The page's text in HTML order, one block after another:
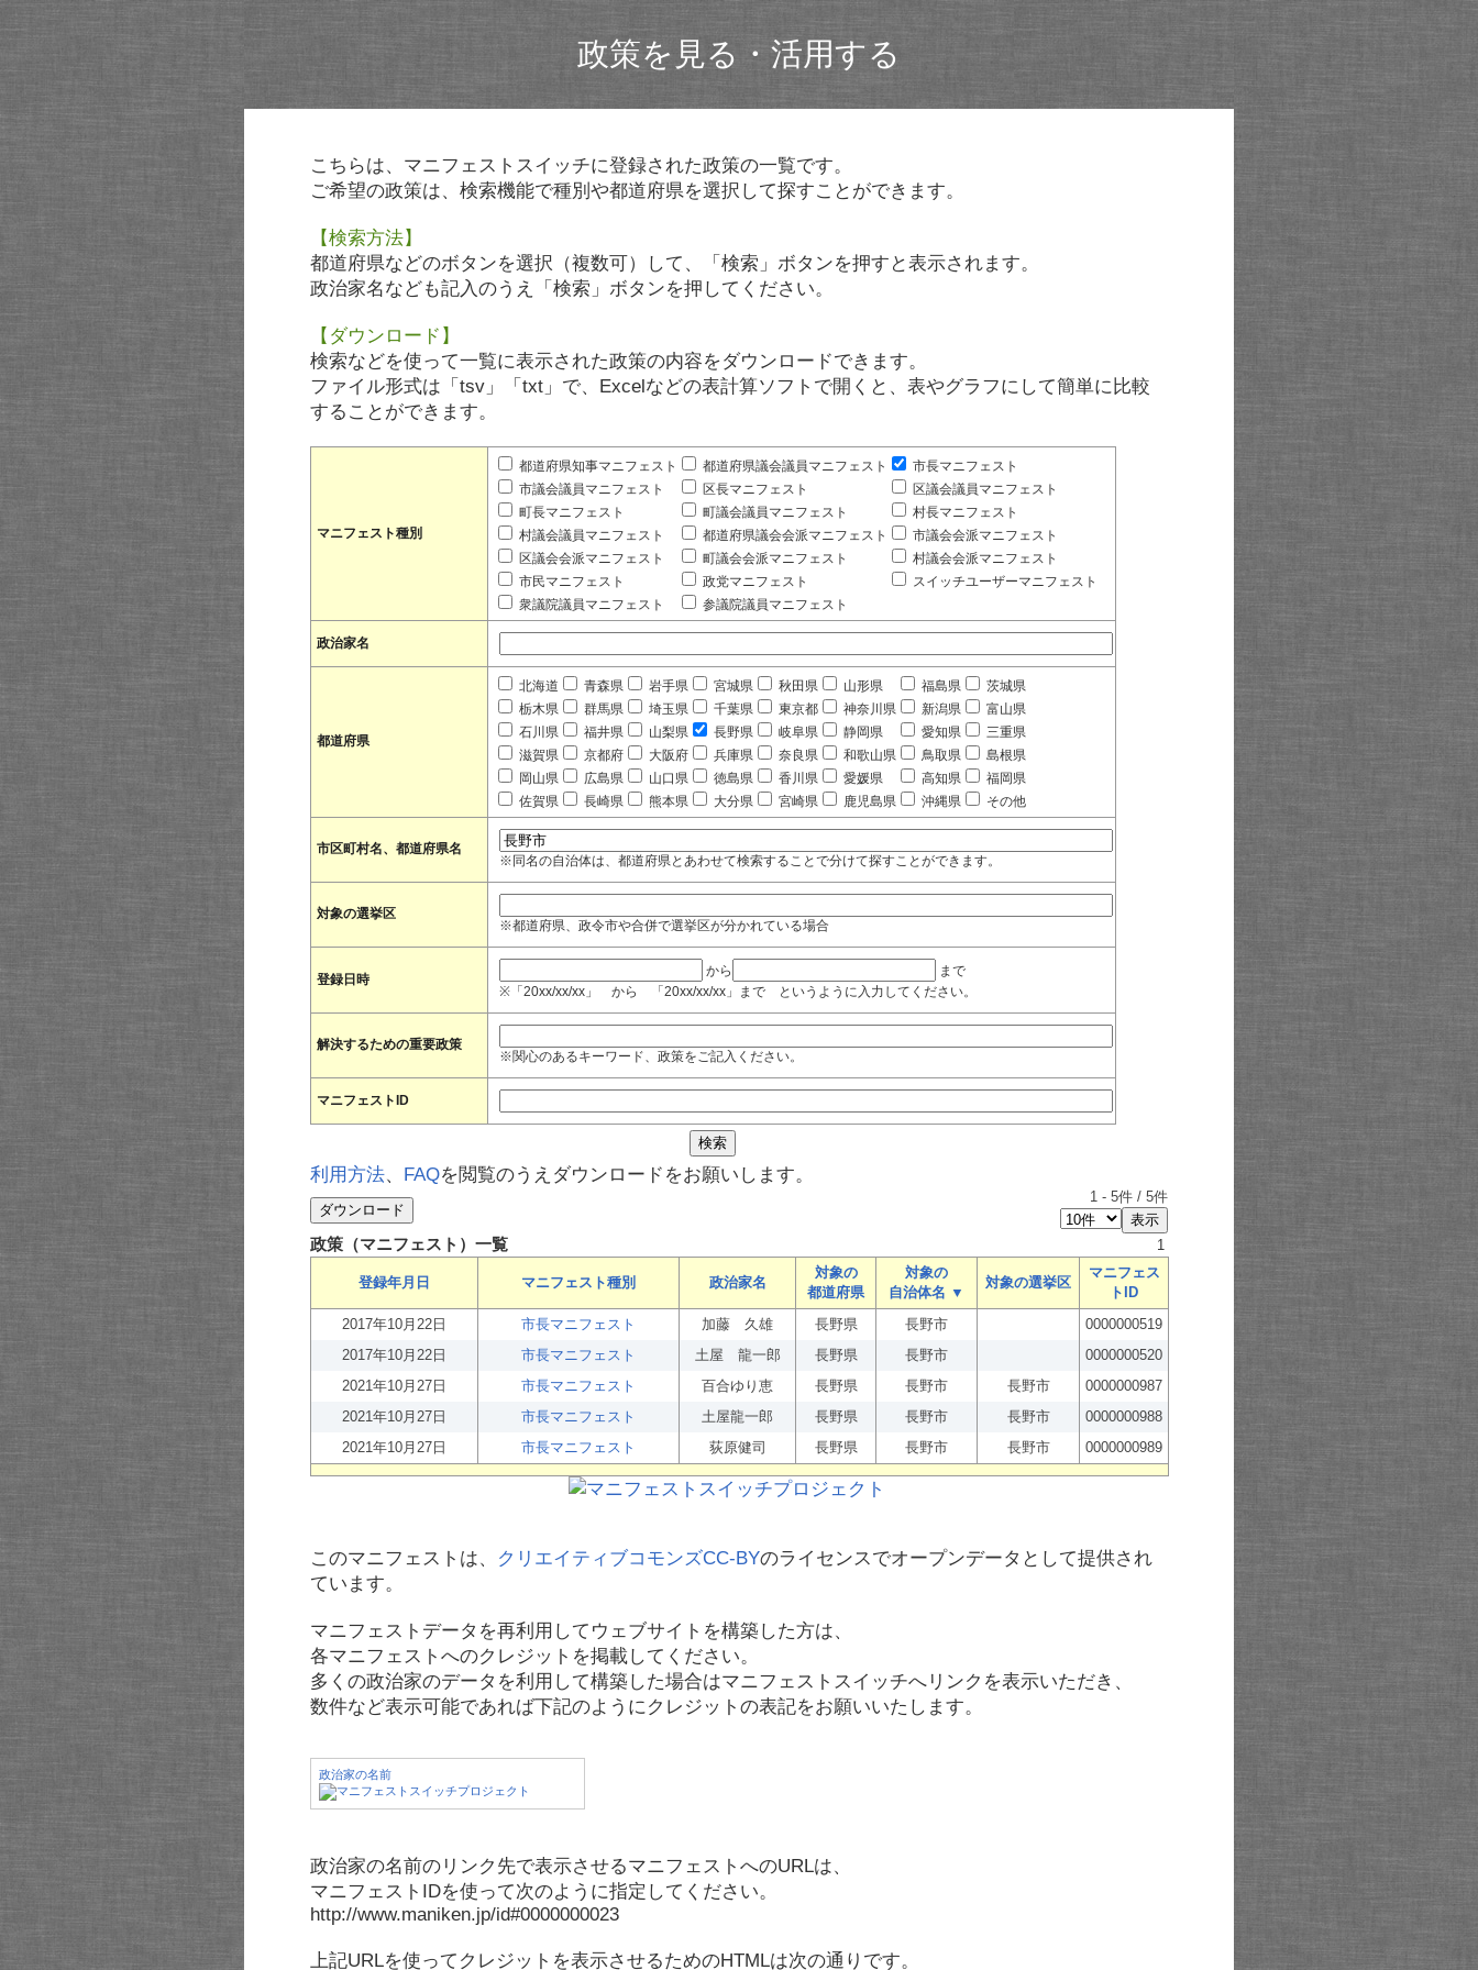
政策を見る・活用する
こちらは、マニフェストスイッチに登録された政策の一覧です。
ご希望の政策は、検索機能で種別や都道府県を選択して探すことができます。
【検索方法】
都道府県などのボタンを選択（複数可）して、「検索」ボタンを押すと表示されます。
政治家名なども記入のうえ「検索」ボタンを押してください。
【ダウンロード】
検索などを使って一覧に表示された政策の内容をダウンロードできます。
ファイル形式は「tsv」「txt」で、Excelなどの表計算ソフトで開くと、表やグラフにして簡単に比較
することができます。
マニフェスト種別
都道府県知事マニフェスト 都道府県議会議員マニフェスト
市長マニフェスト
市議会議員マニフェスト
区長マニフェスト
区議会議員マニフェスト
町長マニフェスト
町議会議員マニフェスト
村長マニフェスト
村議会議員マニフェスト
都道府県議会会派マニフェスト
市議会会派マニフェスト
区議会会派マニフェスト
町議会会派マニフェスト
村議会会派マニフェスト
市民マニフェスト
政党マニフェスト
スイッチユーザーマニフェスト
衆議院議員マニフェスト
参議院議員マニフェスト
政治家名
都道府県
北海道 青森県 岩手県 宮城県 秋田県 山形県 福島県
茨城県
栃木県
群馬県 埼玉県 千葉県 東京都 神奈川県 新潟県
富山県
石川県
福井県 山梨県 長野県 岐阜県 静岡県 愛知県
三重県
滋賀県
京都府 大阪府 兵庫県 奈良県 和歌山県 鳥取県
島根県
岡山県
広島県 山口県 徳島県 香川県 愛媛県 高知県
福岡県
佐賀県
長崎県 熊本県 大分県 宮崎県 鹿児島県 沖縄県 その他
市区町村名、都道府県名
※同名の自治体は、都道府県とあわせて検索することで分けて探すことができます。
対象の選挙区
※都道府県、政令市や合併で選挙区が分かれている場合
登録日時
から
まで
※「20xx/xx/xx」 から 「20xx/xx/xx」まで というように入力してください。
解決するための重要政策
※関心のあるキーワード、政策をご記入ください。
マニフェストID
利用方法、 FAQを閲覧のうえダウンロードをお願いします。
1 - 5件 / 5件
政策（マニフェスト）一覧 1
登録年月日 マニフェスト種別 政治家名
対象の
都道府県
対象の
自治体名 ▼
対象の選挙区
マニフェス
トID
2017年10月22日
市長マニフェスト 加藤 久雄 長野県 長野市
0000000519
2017年10月22日
市長マニフェスト 土屋 龍一郎 長野県 長野市
0000000520
2021年10月27日
市長マニフェスト 百合ゆり恵 長野県 長野市 長野市
0000000987
2021年10月27日
市長マニフェスト 土屋龍一郎 長野県 長野市 長野市
0000000988
2021年10月27日
市長マニフェスト 荻原健司 長野県 長野市 長野市 0000000989
このマニフェストは、 クリエイティブコモンズCC-BYのライセンスでオープンデータとして提供され
ています。
マニフェストデータを再利用してウェブサイトを構築した方は、
各マニフェストへのクレジットを掲載してください。
多くの政治家のデータを利用して構築した場合はマニフェストスイッチへリンクを表示いただき、
数件など表示可能であれば下記のようにクレジットの表記をお願いいたします。
政治家の名前
政治家の名前のリンク先で表示させるマニフェストへのURLは、
マニフェストIDを使って次のように指定してください。
http://www.maniken.jp/id#0000000023
上記URLを使ってクレジットを表示させるためのHTMLは次の通りです。